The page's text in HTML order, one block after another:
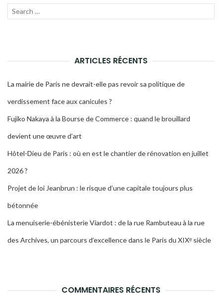
Recherche
ARTICLES RÉCENTS
La mairie de Paris ne devrait-elle pas revoir sa politique de
verdissement face aux canicules ?
Fujiko Nakaya à la Bourse de Commerce : quand le brouillard
devient une œuvre d’art
Hôtel-Dieu de Paris : où en est le chantier de rénovation en juillet
2026 ?
Projet de loi Jeanbrun : le risque d’une capitale toujours plus
bétonnée
La menuiserie-ébénisterie Viardot : de la rue Rambuteau à la rue
des Archives, un parcours d’excellence dans le Paris du XIXᵉ siècle
COMMENTAIRES RÉCENTS